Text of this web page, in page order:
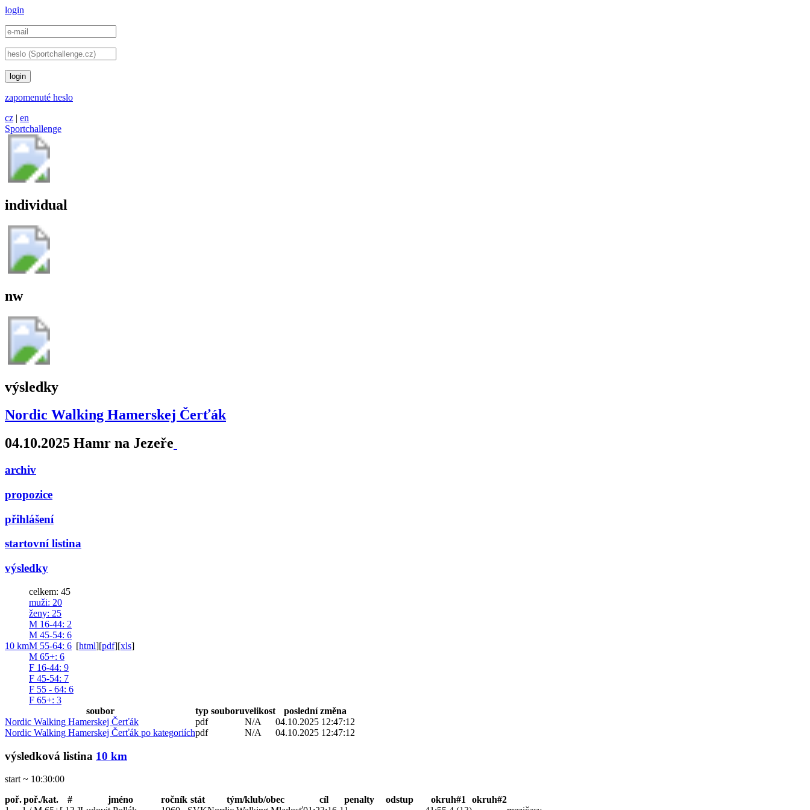
login
login
zapomenuté heslo
cz | en
Sportchallenge
individual
nw
výsledky
Nordic Walking Hamerskej Čerťák
04.10.2025 Hamr na Jezeře
archiv
propozice
přihlášení
startovní listina
výsledky
10 km
celkem: 45
muži: 20
ženy: 25
M 16-44: 2
M 45-54: 6
M 55-64: 6
M 65+: 6
F 16-44: 9
F 45-54: 7
F 55 - 64: 6
F 65+: 3
[html][pdf][xls]
soubor typ souboruvelikost
poslední změna
Nordic Walking Hamerskej Čerťák
pdf N/A
04.10.2025 12:47:12
Nordic Walking Hamerskej Čerťák po kategoriíchpdf N/A 04.10.2025 12:47:12
výsledková listina 10 km
start ~ 10:30:00
poř.poř./kat. # jméno ročník stát tým/klub/obec cíl penalty odstup okruh#1
okruh#2